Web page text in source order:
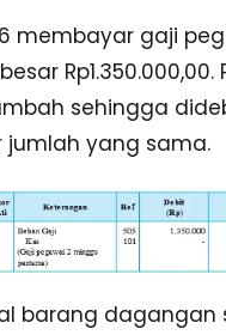
membayar gaji
sehingga
jumlah yang sama.
barang dagangan